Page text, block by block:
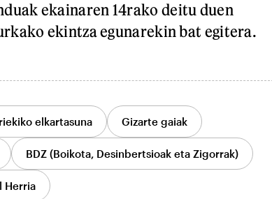
ekainaren 14rako deitu duen
ekintza egunarekin bat egitera.
elkartasuna Gizarte gaiak
BDZ (Boikota, Desinbertsioak eta Zigorrak)
Herria